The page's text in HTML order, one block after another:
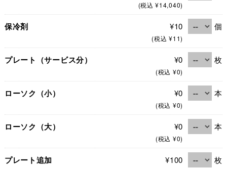
(税込 ¥14,040)
保冷剤 ¥10
(税込 ¥11)
個
プレート（サービス分） ¥0
(税込 ¥0)
枚
ローソク（小） ¥0
(税込 ¥0)
本
ローソク（大） ¥0
(税込 ¥0)
本
プレート追加 ¥100 枚